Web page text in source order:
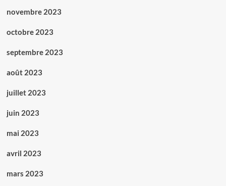
novembre 2023
octobre 2023
septembre 2023
août 2023
juillet 2023
juin 2023
mai 2023
avril 2023
mars 2023